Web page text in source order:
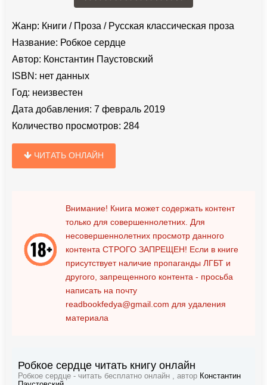
Жанр: Книги / Проза / Русская классическая проза
Название: Робкое сердце
Автор: Константин Паустовский
ISBN: нет данных
Год: неизвестен
Дата добавления: 7 февраль 2019
Количество просмотров: 284
ЧИТАТЬ ОНЛАЙН
Внимание! Книга может содержать контент
только для совершеннолетних. Для
несовершеннолетних просмотр данного
контента СТРОГО ЗАПРЕЩЕН! Если в книге
присутствует наличие пропаганды ЛГБТ и
другого, запрещенного контента - просьба
написать на почту
readbookfedya@gmail.com для удаления
материала
Робкое сердце читать книгу онлайн
Робкое сердце - читать бесплатно онлайн , автор Константин